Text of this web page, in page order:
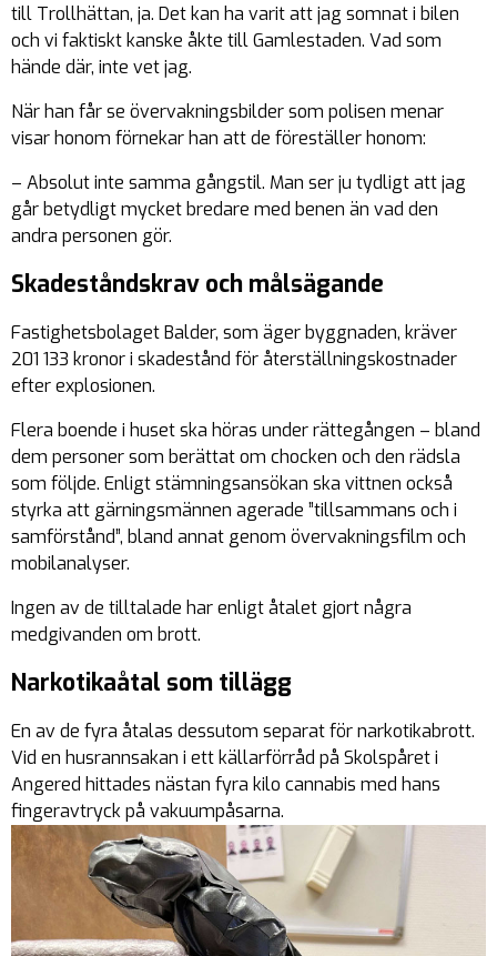
till Trollhättan, ja. Det kan ha varit att jag somnat i bilen
och vi faktiskt kanske åkte till Gamlestaden. Vad som
hände där, inte vet jag.
När han får se övervakningsbilder som polisen menar
visar honom förnekar han att de föreställer honom:
– Absolut inte samma gångstil. Man ser ju tydligt att jag
går betydligt mycket bredare med benen än vad den
andra personen gör.
Skadeståndskrav och målsägande
Fastighetsbolaget Balder, som äger byggnaden, kräver
201 133 kronor i skadestånd för återställningskostnader
efter explosionen.
Flera boende i huset ska höras under rättegången – bland
dem personer som berättat om chocken och den rädsla
som följde. Enligt stämningsansökan ska vittnen också
styrka att gärningsmännen agerade ”tillsammans och i
samförstånd”, bland annat genom övervakningsfilm och
mobilanalyser.
Ingen av de tilltalade har enligt åtalet gjort några
medgivanden om brott.
Narkotikaåtal som tillägg
En av de fyra åtalas dessutom separat för narkotikabrott.
Vid en husrannsakan i ett källarförråd på Skolspåret i
Angered hittades nästan fyra kilo cannabis med hans
fingeravtryck på vakuumpåsarna.